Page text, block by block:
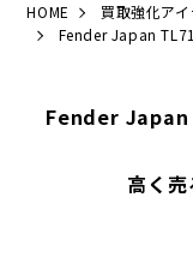
HOME 買取強化アイ
Fender Japan
Fender Japan
高く売